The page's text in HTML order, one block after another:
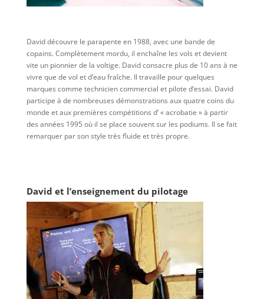
David découvre le parapente en 1988, avec une bande de
copains. Complètement mordu, il enchaîne les vols et devient
vite un pionnier de la voltige. David consacre plus de 10 ans à ne
vivre que de vol et d’eau fraîche. Il travaille pour quelques
marques comme technicien commercial et pilote d’essai. David
participe à de nombreuses démonstrations aux quatre coins du
monde et aux premières compétitions d’ « acrobatie » à partir
des années 1995 où il se place souvent sur les podiums. Il se fait
remarquer par son style très fluide et très propre.
David et l’enseignement du pilotage